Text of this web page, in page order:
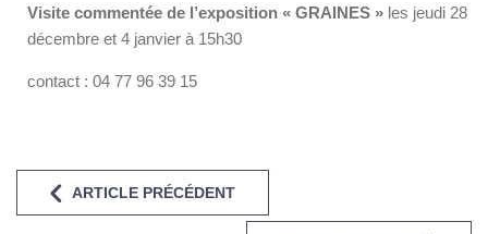
Visite commentée de l’exposition « GRAINES » les jeudi 28
décembre et 4 janvier à 15h30
contact : 04 77 96 39 15
ARTICLE PRÉCÉDENT